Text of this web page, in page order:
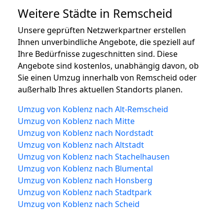
Weitere Städte in Remscheid
Unsere geprüften Netzwerkpartner erstellen
Ihnen unverbindliche Angebote, die speziell auf
Ihre Bedürfnisse zugeschnitten sind. Diese
Angebote sind kostenlos, unabhängig davon, ob
Sie einen Umzug innerhalb von Remscheid oder
außerhalb Ihres aktuellen Standorts planen.
Umzug von Koblenz nach Alt-Remscheid
Umzug von Koblenz nach Mitte
Umzug von Koblenz nach Nordstadt
Umzug von Koblenz nach Altstadt
Umzug von Koblenz nach Stachelhausen
Umzug von Koblenz nach Blumental
Umzug von Koblenz nach Honsberg
Umzug von Koblenz nach Stadtpark
Umzug von Koblenz nach Scheid